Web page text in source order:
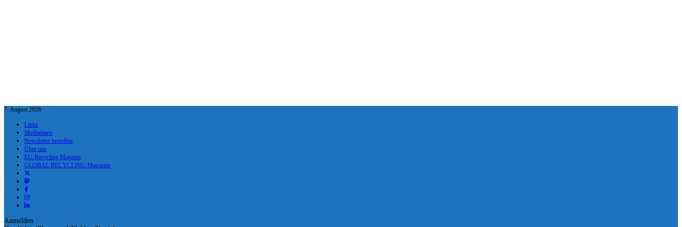
7. August 2026
Links
Mediadaten
Newsletter bestellen
Über uns
EU-Recycling Magazin
GLOBAL RECYCLING Magazine
Anmelden